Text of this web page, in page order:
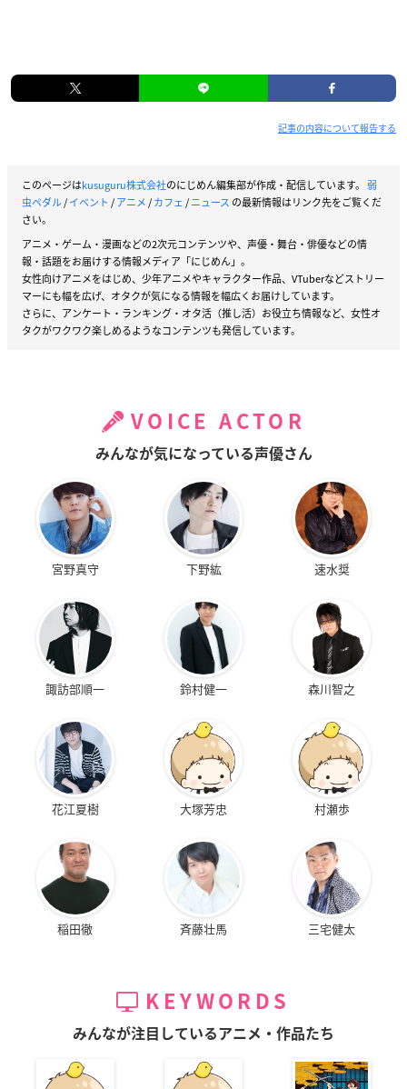
記事の内容について報告する
このページはkusuguru株式会社のにじめん編集部が作成・配信しています。 弱
虫ペダル/イベント /アニメ/カフェ/ニュース の最新情報はリンク先をご覧くだ
さい。
アニメ・ゲーム・漫画などの2次元コンテンツや、声優・舞台・俳優などの情
報・話題をお届けする情報メディア「にじめん」。
女性向けアニメをはじめ、少年アニメやキャラクター作品、VTuberなどストリー
マーにも幅を広げ、オタクが気になる情報を幅広くお届けしています。
さらに、アンケート・ランキング・オタ活（推し活）お役立ち情報など、女性オ
タクがワクワク楽しめるようなコンテンツも発信しています。
VOICE ACTOR
みんなが気になっている声優さん
宮野真守 下野紘 速水奨
諏訪部順一 鈴村健一 森川智之
花江夏樹 大塚芳忠 村瀬歩
稲田徹 斉藤壮馬 三宅健太
KEYWORDS
みんなが注目しているアニメ・作品たち